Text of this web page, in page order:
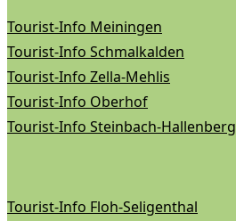
Tourist-Info Meiningen
Tourist-Info Schmalkalden
Tourist-Info Zella-Mehlis
Tourist-Info Oberhof
Tourist-Info Steinbach-Hallenberg
Tourist-Info Floh-Seligenthal